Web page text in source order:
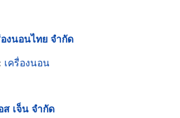
งนอนไทย จำกัด
เครื่องนอน
ส เจ็น จำกัด